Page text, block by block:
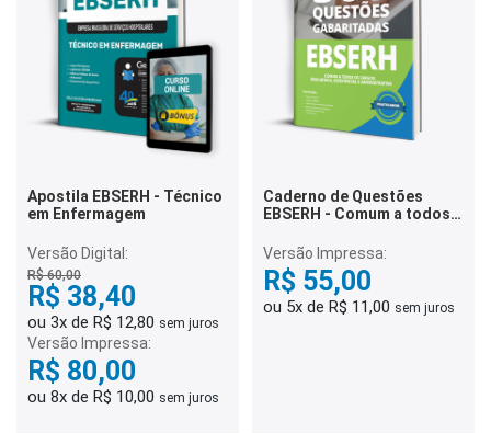
Apostila EBSERH - Técnico
em Enfermagem
Versão Digital:
R$ 60,00
R$ 38,40
ou 3x de R$ 12,80 sem juros
Versão Impressa:
R$ 80,00
ou 8x de R$ 10,00 sem juros
Caderno de Questões
EBSERH - Comum a todos
Assistencial e
Administrativa - 500
Questões
Versão Impressa:
R$ 55,00
ou 5x de R$ 11,00 sem juros